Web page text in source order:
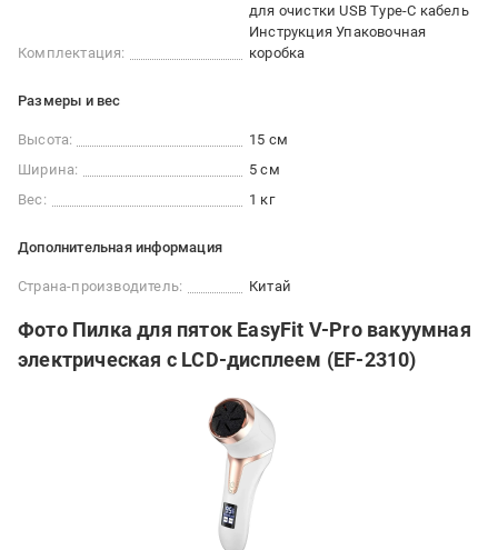
Комплектация:
для очистки USB Type-C кабель
Инструкция Упаковочная
коробка
Размеры и вес
Высота:
15 см
Ширина:
5 см
Вес:
1 кг
Дополнительная информация
Страна-производитель: Китай
Фото Пилка для пяток EasyFit V-Pro вакуумная
электрическая с LCD-дисплеем (EF-2310)